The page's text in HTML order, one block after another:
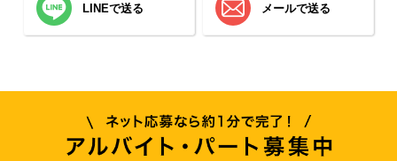
LINEで送る メールで送る